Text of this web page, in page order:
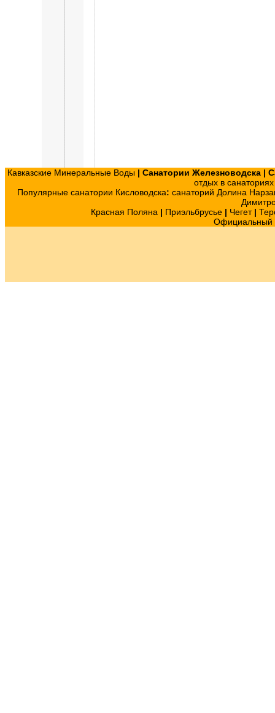
Кавказские Минеральные Воды | Санатории Железноводска |
отдых в
Популярные санатории Кисловодска: санаторий Долина
Красная Поляна | Приэльбрусье| Чегет|
Официальный